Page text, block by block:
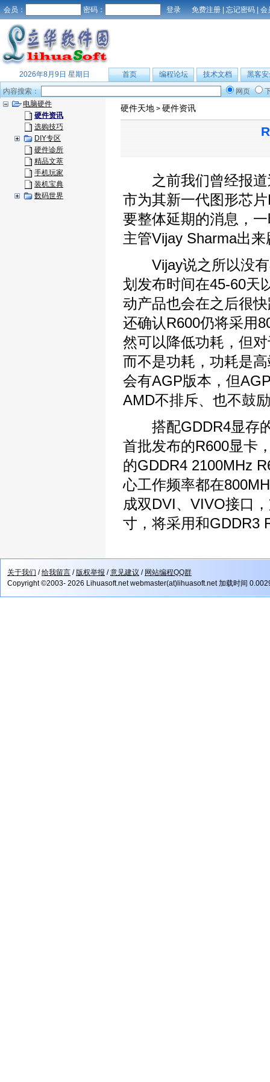
会员： 密码： 免费注册 | 忘记密码 | 会
2026年8月9日 星期日 首页 编程论坛 技术文档
黑客安
内容搜索：
网页
电脑硬件
硬件资讯
选购技巧
DIY专区
硬件诊所
精品文萃
手机玩家
装机宝典
数码世界
硬件天地 > 硬件资讯
之前我们曾经报道
市为其新一代图形芯
要整体延期的消息，
主管Vijay Sharma出
Vijay说之所以没有
划发布时间在45-60天
动产品也会在之后很
还确认R600仍将采用
然可以降低功耗，但
而不是功耗，功耗是
会有AGP版本，但
AMD不排斥、也不鼓
搭配GDDR4显存的
首批发布的R600显卡
的GDDR4 2100MHz
心工作频率都在
成双DVI、VIVO接口
寸，将采用和GDDR3
关于我们 /给我留言 /版权举报 /意见建议 / 网站编程QQ群
Copyright ©2003- 2026 Lihuasoft.net webmaster(at)lihuasoft.net 加载时间